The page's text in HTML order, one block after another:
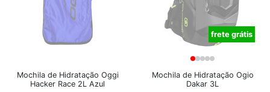
Mochila de Hidratação Oggi
Hacker Race 2L Azul
frete grátis
Mochila de Hidratação Ogio
Dakar 3L